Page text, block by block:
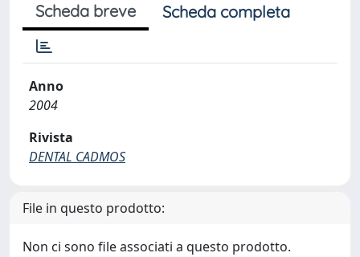
Scheda breve Scheda completa
Anno
2004
Rivista
DENTAL CADMOS
File in questo prodotto:
Non ci sono file associati a questo prodotto.